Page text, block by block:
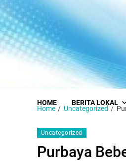
HOME BERITA LOKAL
Home Uncategorized
Uncategorized
Purbaya